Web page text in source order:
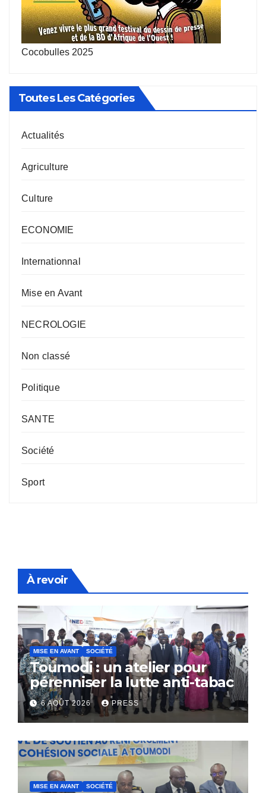
Cocobulles 2025
Toutes Les Catégories
Actualités
Agriculture
Culture
ECONOMIE
Internationnal
Mise en Avant
NECROLOGIE
Non classé
Politique
SANTE
Société
Sport
À revoir
MISE EN AVANT SOCIÉTÉ
Toumodi : un atelier pour
pérenniser la lutte anti-tabac
6 AOÛT 2026 PRESS
MISE EN AVANT SOCIÉTÉ